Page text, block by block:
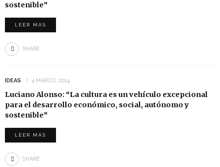
sostenible”
LEER MÁS
SHARE
IDEAS 4 MARZO, 2014
Luciano Alonso: “La cultura es un vehículo excepcional
para el desarrollo económico, social, autónomo y
sostenible”
LEER MÁS
SHARE